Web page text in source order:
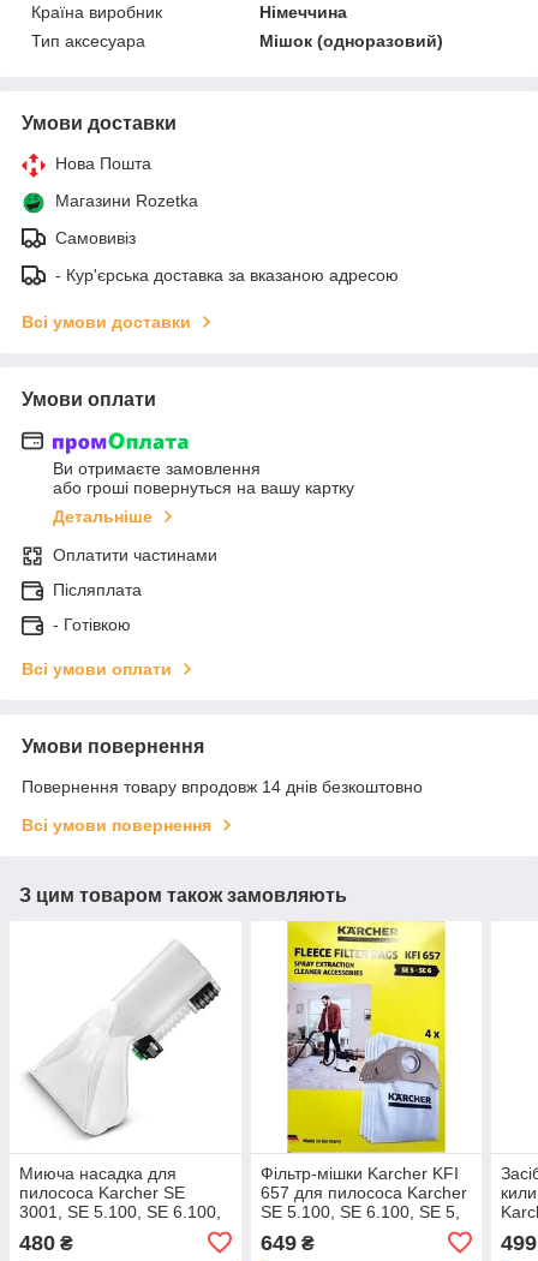
Країна виробник
Німеччина
Тип аксесуара
Мішок (одноразовий)
Умови доставки
Нова Пошта
Магазини Rozetka
Самовивіз
- Кур'єрська доставка за вказаною адресою
Всі умови доставки
Умови оплати
Ви отримаєте замовлення
або гроші повернуться на вашу картку
Детальніше
Оплатити частинами
Післяплата
- Готівкою
Всі умови оплати
Умови повернення
Повернення товару впродовж 14 днів безкоштовно
Всі умови повернення
З цим товаром також замовляють
Миюча насадка для
пилососа Karcher SE
3001, SE 5.100, SE 6.100,
480 ₴
Фільтр-мішки Karcher KFI
657 для пилососа Karcher
SE 5.100, SE 6.100, SE 5,
SE 6, уп.4 шт арт 2.863-
371.0
649₴ 499